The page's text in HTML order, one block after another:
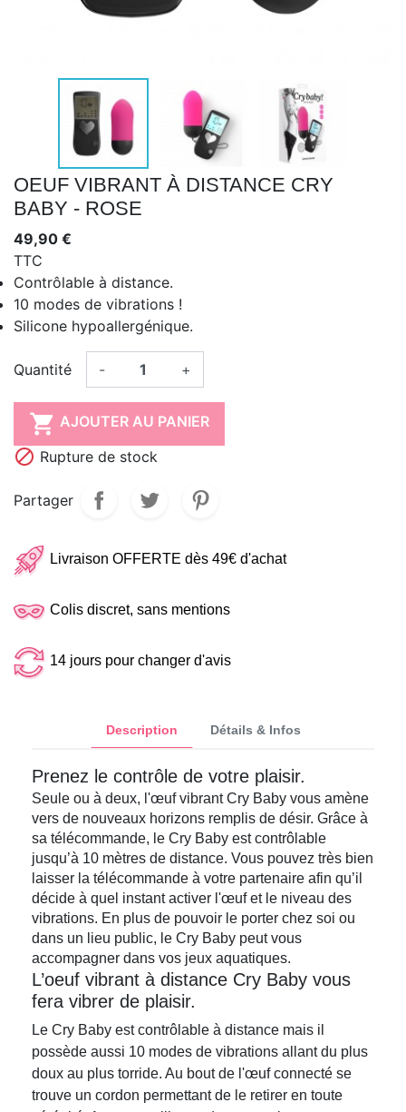
OEUF VIBRANT À DISTANCE CRY
BABY - ROSE
49,90 €
TTC
Contrôlable à distance.
10 modes de vibrations !
Silicone hypoallergénique.
Quantité - +
 AJOUTER AU PANIER
 Rupture de stock
Partager
Livraison OFFERTE dès 49€ d'achat
Colis discret, sans mentions
14 jours pour changer d'avis
Description Détails & Infos
Prenez le contrôle de votre plaisir.
Seule ou à deux, l'œuf vibrant Cry Baby vous amène
vers de nouveaux horizons remplis de désir. Grâce à
sa télécommande, le Cry Baby est contrôlable
jusqu’à 10 mètres de distance. Vous pouvez très bien
laisser la télécommande à votre partenaire afin qu’il
décide à quel instant activer l'œuf et le niveau des
vibrations. En plus de pouvoir le porter chez soi ou
dans un lieu public, le Cry Baby peut vous
accompagner dans vos jeux aquatiques.
L’oeuf vibrant à distance Cry Baby vous
fera vibrer de plaisir.
Le Cry Baby est contrôlable à distance mais il
possède aussi 10 modes de vibrations allant du plus
doux au plus torride. Au bout de l'œuf connecté se
trouve un cordon permettant de le retirer en toute